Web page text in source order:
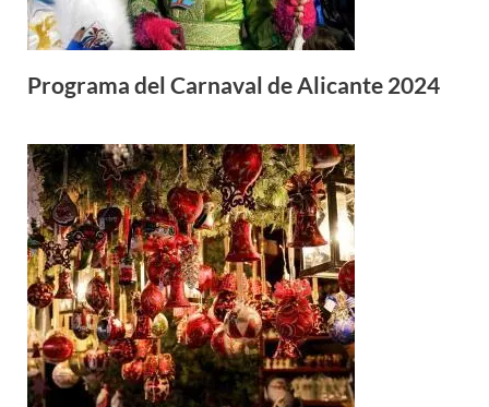
Programa del Carnaval de Alicante 2024